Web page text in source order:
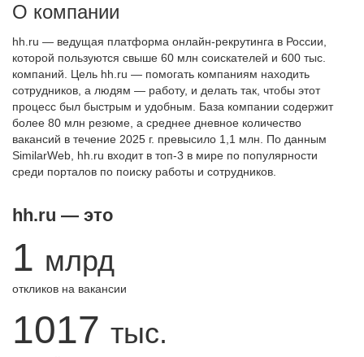
О компании
hh.ru — ведущая платформа онлайн-рекрутинга в России,
которой пользуются свыше 60 млн соискателей и 600 тыс.
компаний. Цель hh.ru — помогать компаниям находить
сотрудников, а людям — работу, и делать так, чтобы этот
процесс был быстрым и удобным. База компании содержит
более 80 млн резюме, а среднее дневное количество
вакансий в течение 2025 г. превысило 1,1 млн. По данным
SimilarWeb, hh.ru входит в топ-3 в мире по популярности
среди порталов по поиску работы и сотрудников.
hh.ru — это
1 млрд
откликов на вакансии
1017 тыс.